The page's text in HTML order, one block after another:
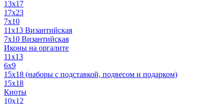
13x17
17x23
7x10
11x13 Византийская
7x10 Византийская
Иконы на оргалите
11x13
6x9
15х18 (наборы с подставкой, подвесом и подарком)
15x18
Киоты
10x12